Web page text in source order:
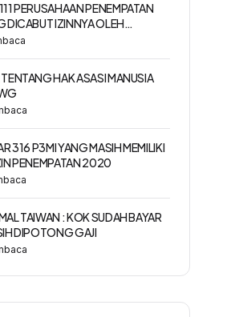
PERUSAHAAN PENEMPATAN
DICABUT IZINNYA OLEH
TENTANG HAK ASASI MANUSIA
316 P3MI YANG MASIH MEMILIKI
PENEMPATAN 2020
TAIWAN : KOK SUDAH BAYAR
DIPOTONG GAJI